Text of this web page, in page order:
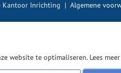
| Algemene
Kantoor Inrichting
website te optimaliseren. Lees